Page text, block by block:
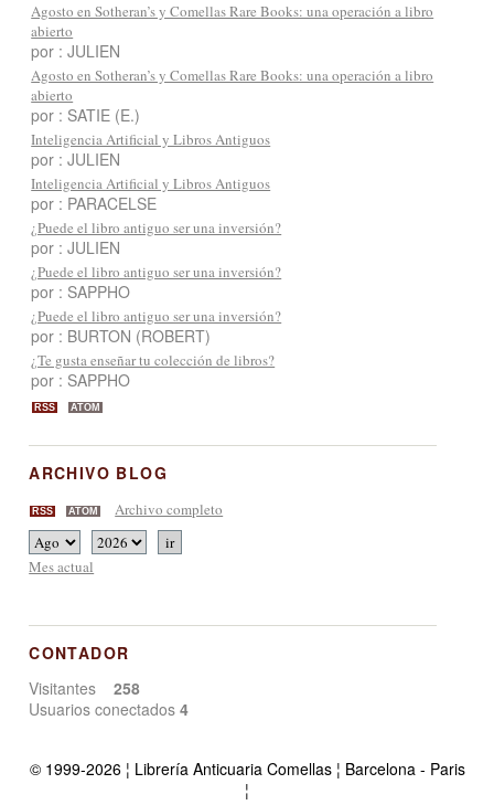
Agosto en Sotheran’s y Comellas Rare Books: una operación a libro
abierto
por : JULIEN
Agosto en Sotheran’s y Comellas Rare Books: una operación a libro
abierto
por : SATIE (E.)
Inteligencia Artificial y Libros Antiguos
por : JULIEN
Inteligencia Artificial y Libros Antiguos
por : PARACELSE
¿Puede el libro antiguo ser una inversión?
por : JULIEN
¿Puede el libro antiguo ser una inversión?
por : SAPPHO
¿Puede el libro antiguo ser una inversión?
por : BURTON (ROBERT)
¿Te gusta enseñar tu colección de libros?
por : SAPPHO
RSS ATOM
ARCHIVO BLOG
RSS ATOM Archivo completo
Mes actual
CONTADOR
Visitantes258
Usuarios conectados4
© 1999-2026 ¦ Librería Anticuaria Comellas ¦ Barcelona - Paris
¦